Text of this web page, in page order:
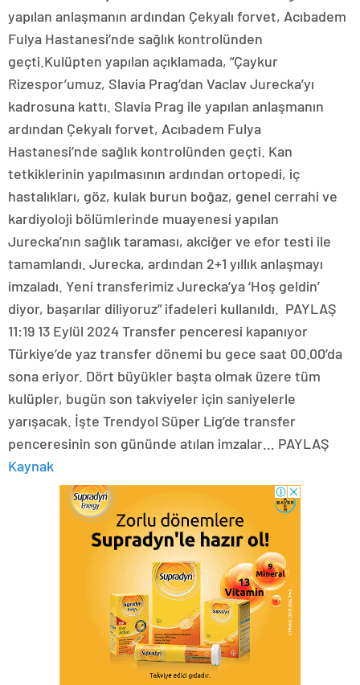
yapılan anlaşmanın ardından Çekyalı forvet, Acıbadem
Fulya Hastanesi’nde sağlık kontrolünden
geçti.Kulüpten yapılan açıklamada, “Çaykur
Rizespor’umuz, Slavia Prag’dan Vaclav Jurecka’yı
kadrosuna kattı. Slavia Prag ile yapılan anlaşmanın
ardından Çekyalı forvet, Acıbadem Fulya
Hastanesi’nde sağlık kontrolünden geçti. Kan
tetkiklerinin yapılmasının ardından ortopedi, iç
hastalıkları, göz, kulak burun boğaz, genel cerrahi ve
kardiyoloji bölümlerinde muayenesi yapılan
Jurecka’nın sağlık taraması, akciğer ve efor testi ile
tamamlandı. Jurecka, ardından 2+1 yıllık anlaşmayı
imzaladı. Yeni transferimiz Jurecka’ya ‘Hoş geldin’
diyor, başarılar diliyoruz” ifadeleri kullanıldı. PAYLAŞ
11:19 13 Eylül 2024 Transfer penceresi kapanıyor
Türkiye’de yaz transfer dönemi bu gece saat 00.00’da
sona eriyor. Dört büyükler başta olmak üzere tüm
kulüpler, bugün son takviyeler için saniyelerle
yarışacak. İşte Trendyol Süper Lig’de transfer
penceresinin son gününde atılan imzalar… PAYLAŞ
Kaynak